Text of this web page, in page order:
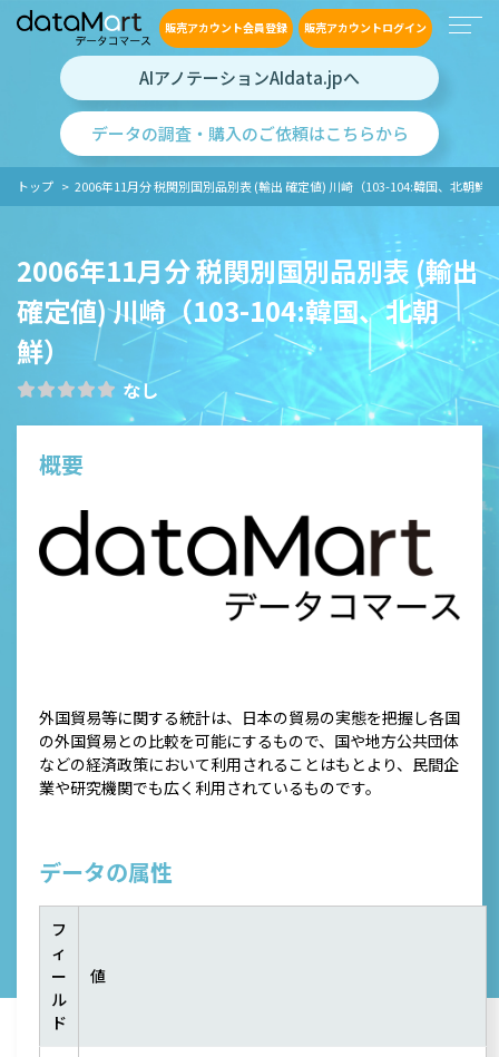
販売アカウント会員登録 販売アカウントログイン
AIアノテーションAIdata.jpへ
データの調査・購入のご依頼はこちらから
トップ 2006年11月分 税関別国別品別表 (輸出 確定値) 川崎（103-104:韓国、北朝鮮
2006年11月分 税関別国別品別表 (輸出
確定値) 川崎（103-104:韓国、北朝
鮮）
なし
概要
外国貿易等に関する統計は、日本の貿易の実態を把握し各国
の外国貿易との比較を可能にするもので、国や地方公共団体
などの経済政策において利用されることはもとより、民間企
業や研究機関でも広く利用されているものです。
データの属性
フ
ィ
ー
ル
ド
値